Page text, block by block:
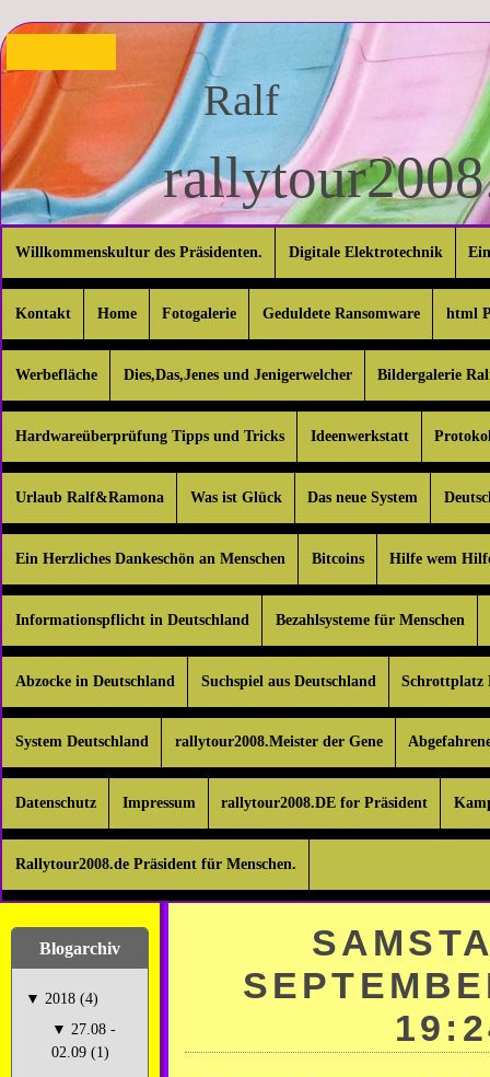
Ralf
Willkommenskultur des Präsidenten. Digitale Elektrotechnik
Kontakt Home Fotogalerie Geduldete Ransomware html
Werbefläche Dies,Das,Jenes und Jenigerwelcher Bildergalerie
Hardwareüberprüfung Tipps und Tricks Ideenwerkstatt
Urlaub Ralf&Ramona Was ist Glück Das neue System
Ein Herzliches Dankeschön an Menschen Bitcoins Hilfe wem
Informationspflicht in Deutschland Bezahlsysteme für Menschen
Abzocke in Deutschland Suchspiel aus Deutschland Schrottplatz
System Deutschland rallytour2008.Meister der Gene
Datenschutz Impressum rallytour2008.DE for Präsident
Rallytour2008.de Präsident für Menschen.
Blogarchiv
▼ 2018 (4)
▼ 27.08 -
02.09 (1)